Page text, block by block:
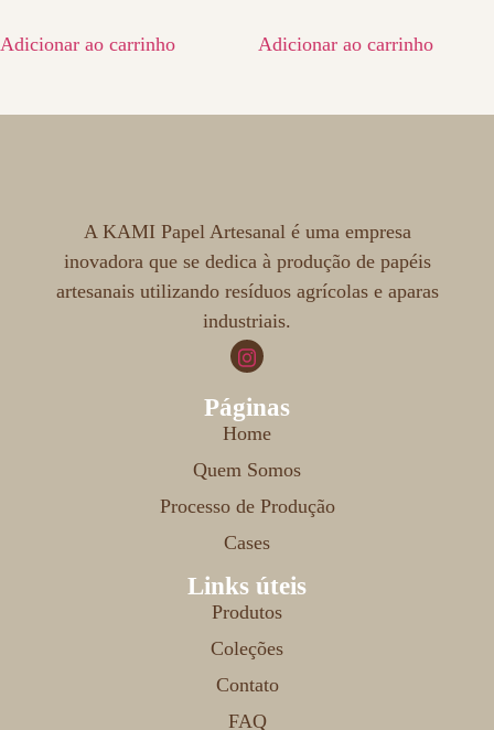
Adicionar ao carrinho Adicionar ao carrinho
A KAMI Papel Artesanal é uma empresa
inovadora que se dedica à produção de papéis
artesanais utilizando resíduos agrícolas e aparas
industriais.
Páginas
Home
Quem Somos
Processo de Produção
Cases
Links úteis
Produtos
Coleções
Contato
FAQ